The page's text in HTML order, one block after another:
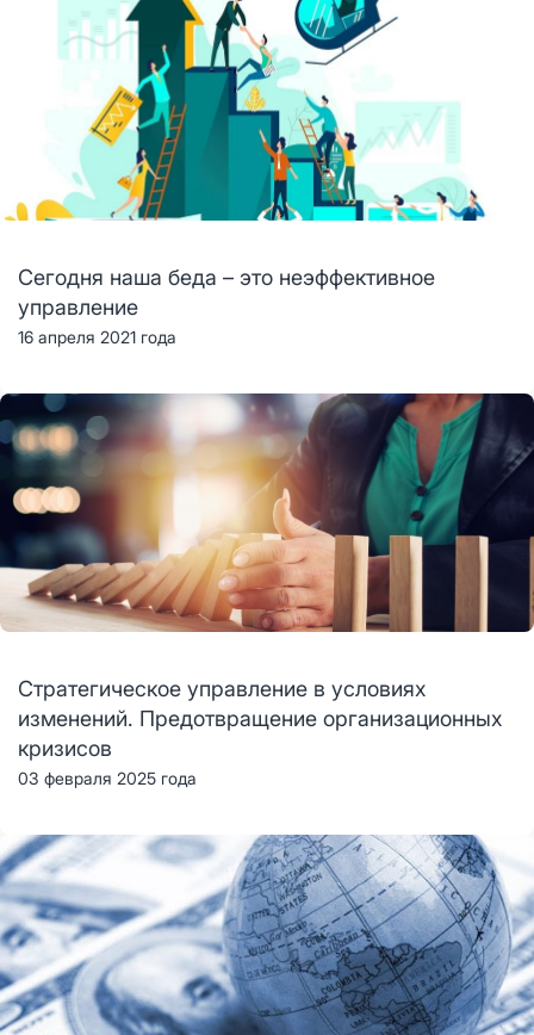
Сегодня наша беда – это неэффективное
управление
16 апреля 2021 года
Стратегическое управление в условиях
изменений. Предотвращение организационных
кризисов
03 февраля 2025 года